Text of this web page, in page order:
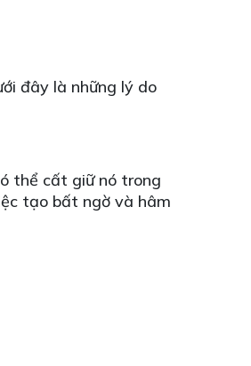
đây là những lý do
thể cất giữ nó trong
tạo bất ngờ và hâm